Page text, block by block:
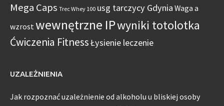
Mega Caps Trec Whey 100 usg tarczycy Gdynia Waga a
wzrost wewnętrzne IPwyniki totolotka
Ćwiczenia FitnessŁysienie leczenie
UZALEŻNIENIA
Jak rozpoznać uzależnienie od alkoholu u bliskiej osoby